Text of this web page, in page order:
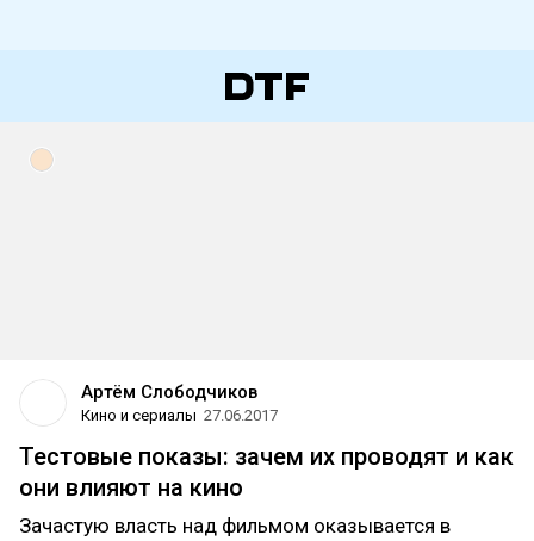
Артём Слободчиков
Кино и сериалы 27.06.2017
Тестовые показы: зачем их проводят и как
они влияют на кино
Зачастую власть над фильмом оказывается в